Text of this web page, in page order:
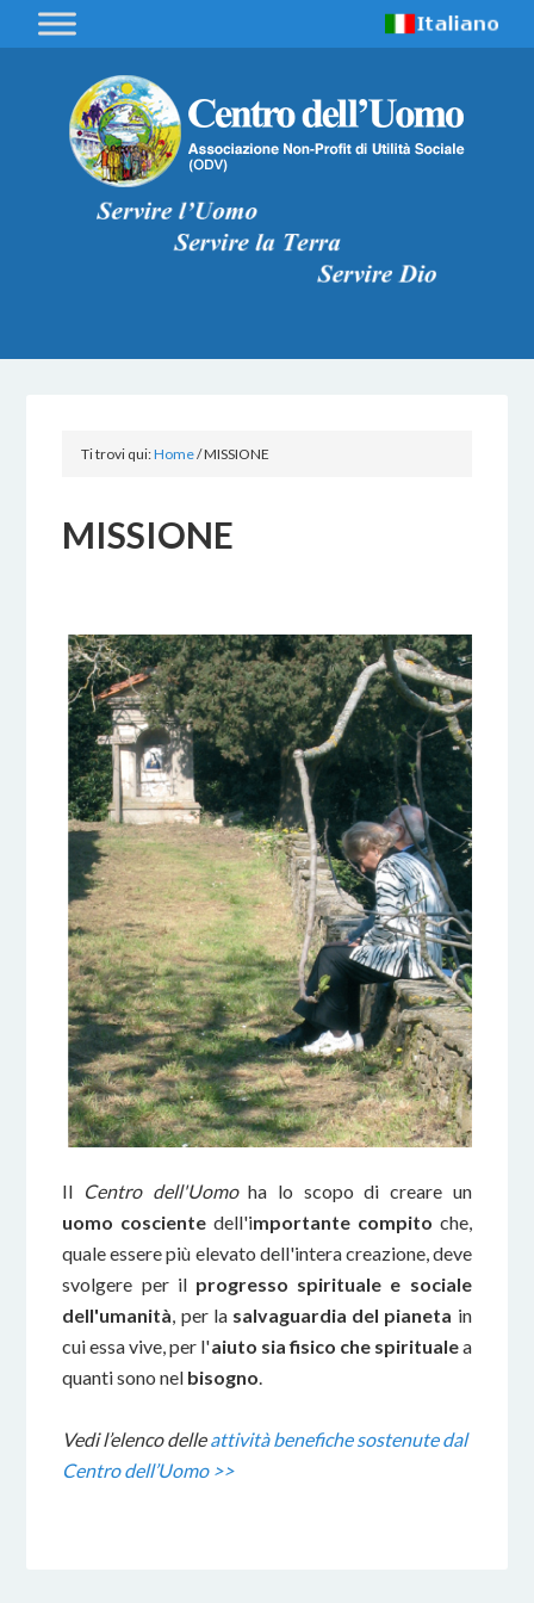
Ti trovi qui:Home/MISSIONE
MISSIONE
Il Centro dell'Uomoha lo scopo di creare un
uomo cosciente dell'importante compito che,
quale essere più elevato dell'intera creazione, deve
svolgere per il progresso spirituale e sociale
dell'umanità, per la salvaguardia del pianeta in
cui essa vive, per l'aiuto sia fisico che spiritualea
quanti sono nel bisogno.
Vedi l’elenco delleattività benefiche sostenute dal
Centro dell’Uomo >>